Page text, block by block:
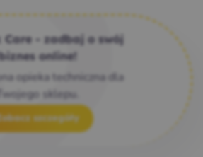
Care - zadbaj o swój
biznes online!
opieka techniczna dla
Twojego sklepu.
Zobacz szczegóły